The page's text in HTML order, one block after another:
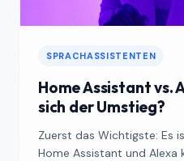
SPRACHASSISTENTEN
Home Assistant vs.
sich der Umstieg?
Zuerst das Wichtigste: Es
Home Assistant und Alexa